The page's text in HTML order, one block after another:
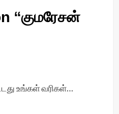
“குமரேசன்
உங்கள் வரிகள்…